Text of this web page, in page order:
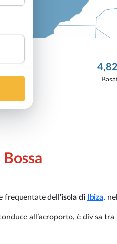
4,82
frequentate dell'isola di Ibiza,
all’aeroporto, è divisa